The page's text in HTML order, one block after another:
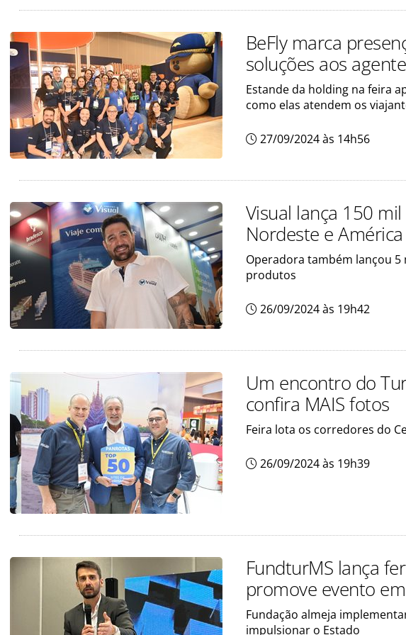
BeFly marca
soluções aos
Estande da holding na feira
como elas atendem os
27/09/2024 às 14h56
Visual lança 150
Nordeste e
Operadora também lançou 5
produtos
26/09/2024 às 19h42
Um encontro do
confira MAIS fotos
Feira lota os corredores do
26/09/2024 às 19h39
FundturMS lança
promove evento
Fundação almeja
impulsionar o Estado